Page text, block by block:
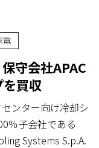
電
守会社APAC
買収
ンター向け冷却シ
％子会社である
Systems S.p.A.